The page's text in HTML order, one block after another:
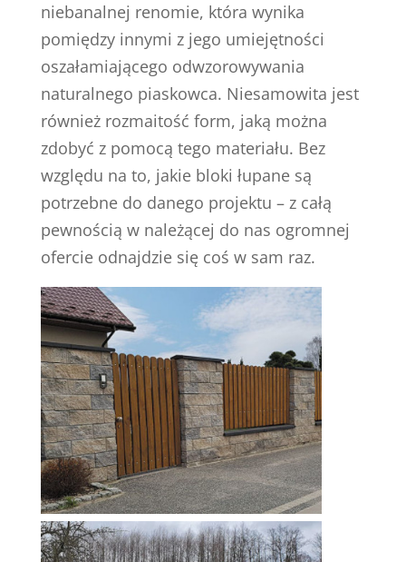
niebanalnej renomie, która wynika
pomiędzy innymi z jego umiejętności
oszałamiającego odwzorowywania
naturalnego piaskowca. Niesamowita jest
również rozmaitość form, jaką można
zdobyć z pomocą tego materiału. Bez
względu na to, jakie bloki łupane są
potrzebne do danego projektu – z całą
pewnością w należącej do nas ogromnej
ofercie odnajdzie się coś w sam raz.